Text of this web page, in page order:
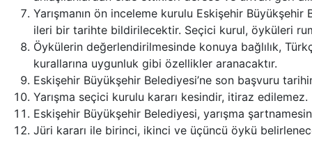
Yarışmanın ön inceleme kurulu Eskişehir
ileri bir tarihte bildirilecektir. Seçici kurul, öyküleri
Öykülerin değerlendirilmesinde konuya bağlılık,
kurallarına uygunluk gibi özellikler aranacaktır.
Eskişehir Büyükşehir Belediyesi’ne son başvuru
Yarışma seçici kurulu kararı kesindir, itiraz edilemez.
Eskişehir Büyükşehir Belediyesi, yarışma
Jüri kararı ile birinci, ikinci ve üçüncü öykü